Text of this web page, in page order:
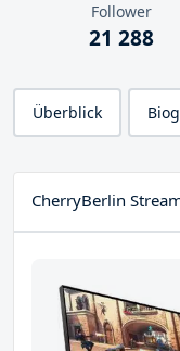
Follower
21 288
Überblick
CherryBerlin